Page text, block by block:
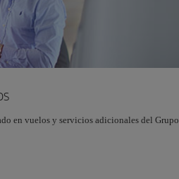
en vuelos y servicios adicionales del Grupo